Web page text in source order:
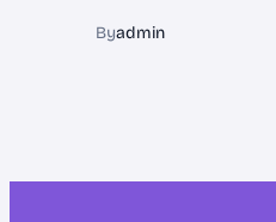
Byadmin